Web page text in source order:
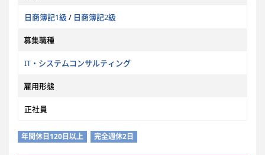
日商簿記1級 / 日商簿記2級
募集職種
IT・システムコンサルティング
雇用形態
正社員
年間休日120日以上 完全週休2日